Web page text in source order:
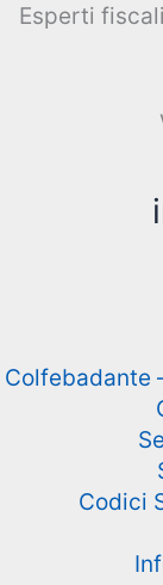
Esperti
Colfebadante
Codici